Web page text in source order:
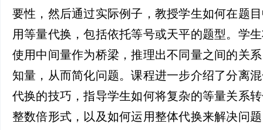
要性，然后通过实际例子，教授学生如何在题
用等量代换，包括依托等号或天平的题型。学
使用中间量作为桥梁，推理出不同量之间的关
知量，从而简化问题。课程进一步介绍了分离
代换的技巧，指导学生如何将复杂的等量关系
整数倍形式，以及如何运用整体代换来解决问